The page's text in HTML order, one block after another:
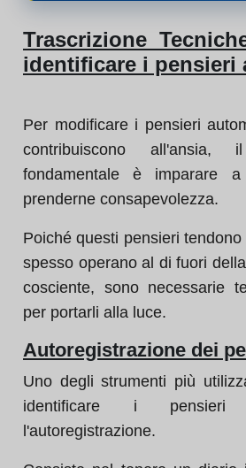
Trascrizione
identificare i pensieri
Per modificare i pensieri
contribuiscono
fondamentale è imparare
prenderne consapevolezza.
Poiché questi pensieri
spesso operano al di fuori
cosciente, sono necessarie
per portarli alla luce.
Autoregistrazione dei
Uno degli strumenti più
identificare i pensieri
l'autoregistrazione.